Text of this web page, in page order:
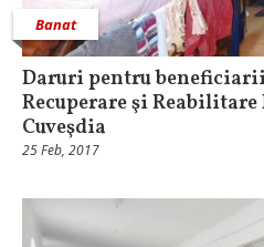
Banat
Daruri pentru
Recuperare şi
Cuveşdia
25 Feb, 2017